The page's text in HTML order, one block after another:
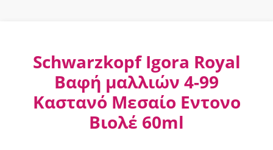
Schwarzkopf Igora Royal
Βαφή μαλλιών 4-99
Καστανό Μεσαίο Εντονο
Βιολέ 60ml